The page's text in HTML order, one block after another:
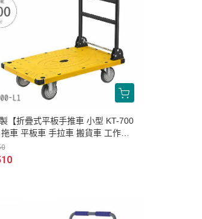
【折疊式平板手推車 小型 KT-700
車 平板車 手拉車 搬貨車 工作車